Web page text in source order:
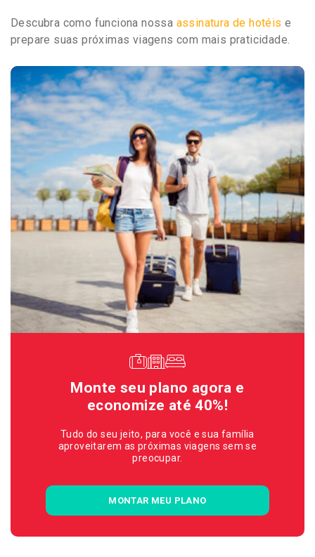
Descubra como funciona nossa assinatura de hotéis e
prepare suas próximas viagens com mais praticidade.
Monte seu plano agora e
economize até 40%!
Tudo do seu jeito, para você e sua família
aproveitarem as próximas viagens sem se
preocupar.
MONTAR MEU PLANO